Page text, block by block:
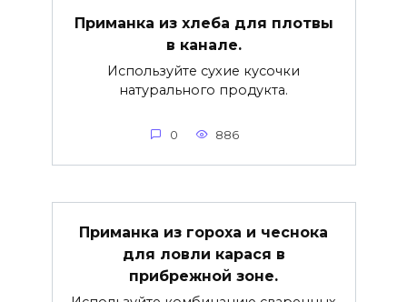
Приманка из хлеба для плотвы
в канале.
Используйте сухие кусочки
натурального продукта.
0 886
Приманка из гороха и чеснока
для ловли карася в
прибрежной зоне.